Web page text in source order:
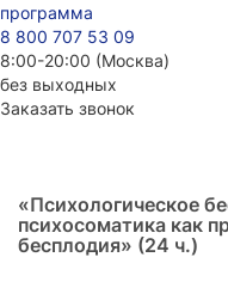
программа
8 800 707 53 09
8:00-20:00 (Москва)
без выходных
Заказать звонок
«Психологическое
психосоматика как
бесплодия» (24 ч.)